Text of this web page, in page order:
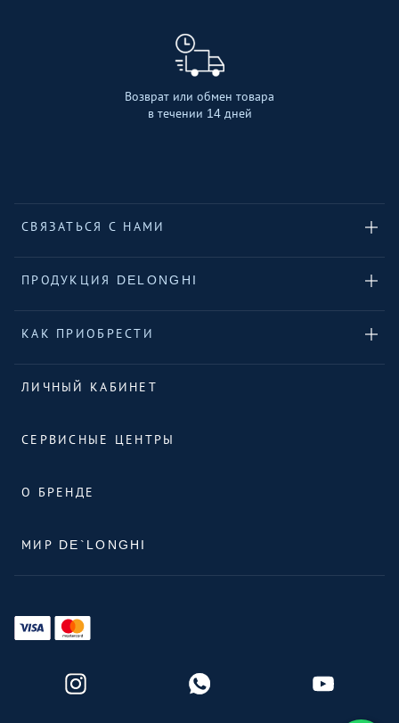
Возврат или обмен товара
в течении 14 дней
СВЯЗАТЬСЯ С НАМИ
ПРОДУКЦИЯ DELONGHI
КАК ПРИОБРЕСТИ
ЛИЧНЫЙ КАБИНЕТ
СЕРВИСНЫЕ ЦЕНТРЫ
О БРЕНДЕ
МИР DE`LONGHI